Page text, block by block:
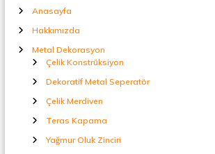
e
s
Anasayfa
Hakkımızda
Metal Dekorasyon
Çelik Konstrüksiyon
Dekoratif Metal Seperatör
Çelik Merdiven
Teras Kapama
Yağmur Oluk Zinciri